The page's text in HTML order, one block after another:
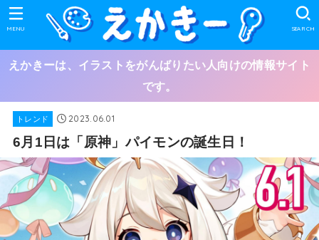
SEARCH
MENU
えかきーは、イラストをがんばりたい人向けの情報サイト
です。
トレンド 2023.06.01
6月1日は「原神」パイモンの誕生日！